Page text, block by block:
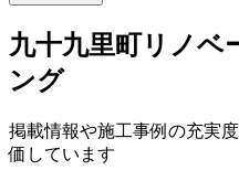
九十九里町 リノベ
ング
掲載情報や施工事例の充実
価しています